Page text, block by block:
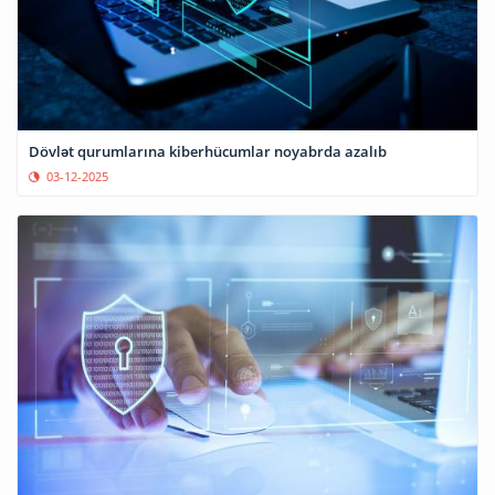
Dövlət qurumlarına kiberhücumlar noyabrda azalıb
03-12-2025